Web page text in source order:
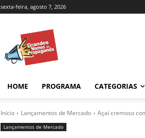
sexta-feira, agosto 7, 2026
HOME PROGRAMA CATEGORIAS
Início Lançamentos de Mercado Açaí cremoso
Lançamentos de Mercado